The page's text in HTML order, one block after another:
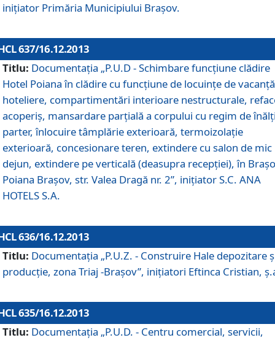
iniţiator Primăria Municipiului Braşov.
637/16.12.2013
Titlu: Documentaţia „P.U.D - Schimbare funcţiune clădire
Hotel Poiana în clădire cu funcţiune de locuinţe de
hoteliere, compartimentări interioare nestructurale,
acoperiş, mansardare parţială a corpului cu regim de
parter, înlocuire tâmplărie exterioară, termoizolaţie
exterioară, concesionare teren, extindere cu salon de mic
dejun, extindere pe verticală (deasupra recepţiei), în
Poiana Braşov, str. Valea Dragă nr. 2”, iniţiator S.C. ANA
HOTELS S.A.
636/16.12.2013
Titlu: Documentaţia „P.U.Z. - Construire Hale depozitare
producţie, zona Triaj -Braşov”, iniţiatori Eftinca Cristian,
635/16.12.2013
Titlu: Documentaţia „P.U.D. - Centru comercial, servicii,